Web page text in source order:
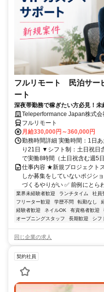
フルリモート 民泊サー
ート
深夜帯勤務で稼ぎたい方必見！未
Teleperformance Japan株式会
フルリモート
月給330,000円～360,000円
勤務時間詳細 実働時間：1日
り21日 ▼シフト制：土日祝日
で実働8時間（土日祝含む週5
仕事内容 ★新規プロジェクト
しか募集をしていないポジシ
づくるやりがい ✅ 前例にとら
業界未経験者歓迎 ランチタイム 社員
フリーター歓迎
学歴不問 転勤なし
経験者歓迎
ネイルOK 有資格者歓迎
オープニングスタッフ
長期歓迎 シフ
同じ企業の求人
契約社員